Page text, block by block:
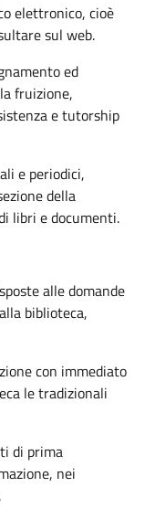
elettronico, cioè
sul web.
ed
fruizione,
e tutorship
e periodici,
della
libri e documenti.
alle domande
biblioteca,
con immediato
le tradizionali
di prima
nei